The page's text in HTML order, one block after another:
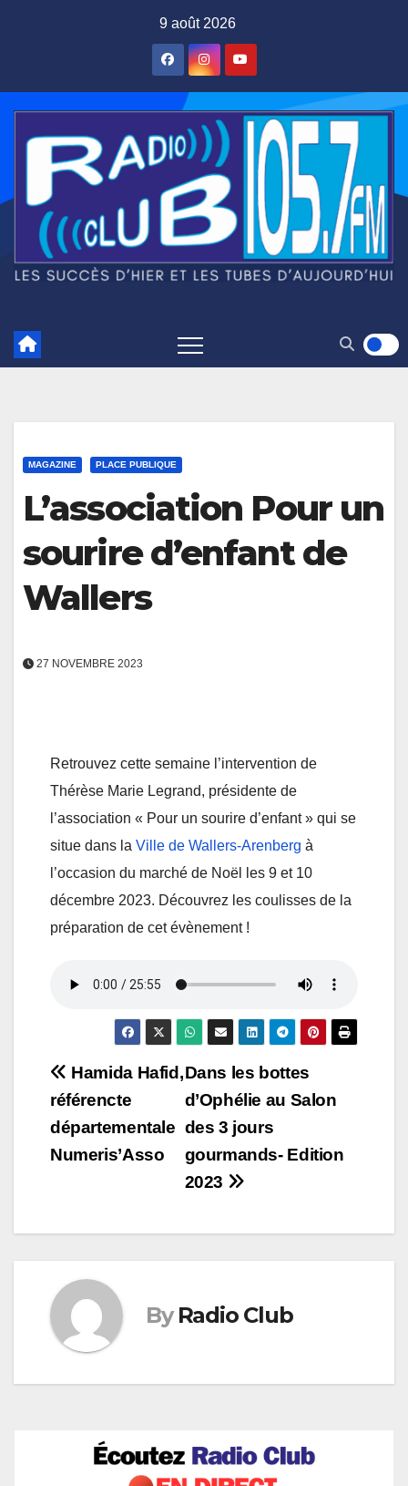
9 août 2026
MAGAZINE PLACE PUBLIQUE
L’association Pour un
sourire d’enfant de
Wallers
27 NOVEMBRE 2023
Retrouvez cette semaine l’intervention de
Thérèse Marie Legrand, présidente de
l’association « Pour un sourire d’enfant » qui se
situe dans la Ville de Wallers-Arenberg à
l’occasion du marché de Noël les 9 et 10
décembre 2023. Découvrez les coulisses de la
préparation de cet évènement !
Navigation
de
l’article
Dans les bottes
d’Ophélie au Salon
des 3 jours
gourmands- Edition
2023
Hamida Hafid,
référencte
départementale
Numeris’Asso
By Radio Club